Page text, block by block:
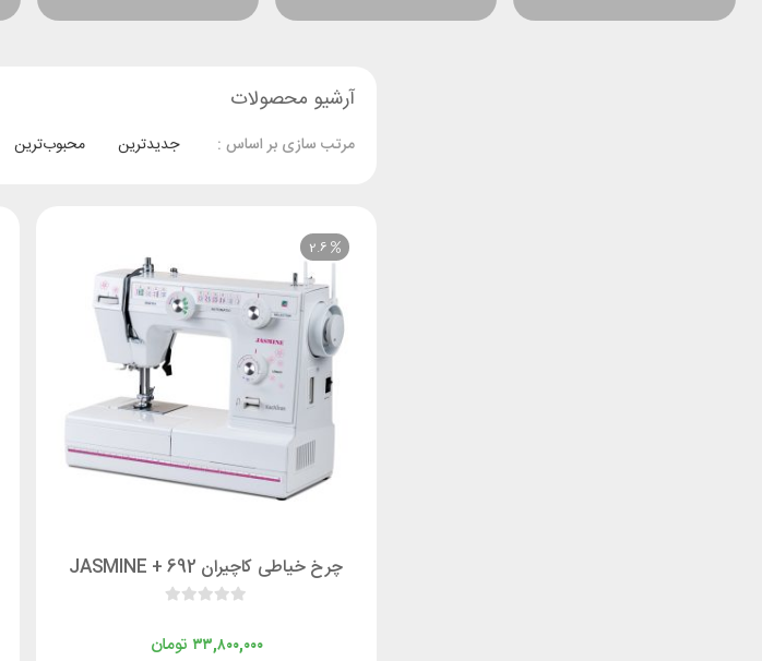
آرشیو محصولات
مرتب سازی بر اساس : جدیدترین محبوب‌ترین
2.6
چرخ خیاطی کاچیران 692 + JASMINE
تومان ۳۳,۸۰۰,۰۰۰